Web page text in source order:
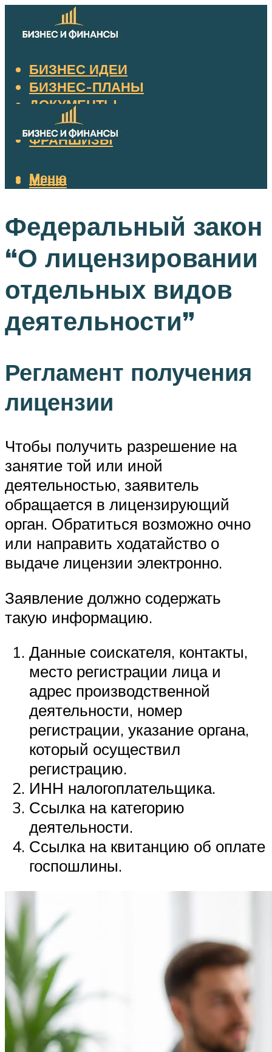
БИЗНЕС ИДЕИ
БИЗНЕС-ПЛАНЫ
ДОКУМЕНТЫ
НАЛОГИ
ФРАНШИЗЫ
Меню
Меню
Федеральный закон
“О лицензировании
отдельных видов
деятельности”
Регламент получения
лицензии
Чтобы получить разрешение на
занятие той или иной
деятельностью, заявитель
обращается в лицензирующий
орган. Обратиться возможно очно
или направить ходатайство о
выдаче лицензии электронно.
Заявление должно содержать
такую информацию.
Данные соискателя, контакты,
место регистрации лица и
адрес производственной
деятельности, номер
регистрации, указание органа,
который осуществил
регистрацию.
ИНН налогоплательщика.
Ссылка на категорию
деятельности.
Ссылка на квитанцию об оплате
госпошлины.